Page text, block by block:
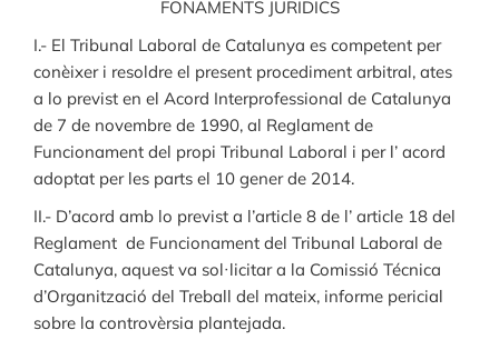
FONAMENTS JURIDICS
I.- El Tribunal Laboral de Catalunya es competent per
conèixer i resoldre el present procediment arbitral, ates
a lo previst en el Acord Interprofessional de Catalunya
de 7 de novembre de 1990, al Reglament de
Funcionament del propi Tribunal Laboral i per l’ acord
adoptat per les parts el 10 gener de 2014.
II.- D’acord amb lo previst a l’article 8 de l’ article 18 del
Reglament de Funcionament del Tribunal Laboral de
Catalunya, aquest va sol·licitar a la Comissió Técnica
d’Organització del Treball del mateix, informe pericial
sobre la controvèrsia plantejada.